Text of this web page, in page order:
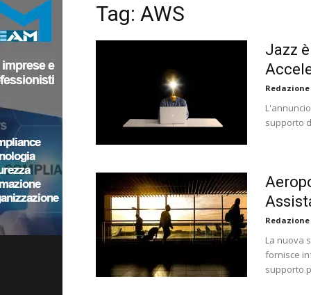
Tag: AWS
Jazz
supporto
La nuova
fornisce
supporto